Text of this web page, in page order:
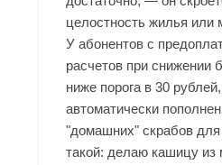
целостность жилья или
У абонентов с
расчетов при снижении
ниже порога в 30
автоматически
"домашних" скрабов
такой: делаю кашицу из